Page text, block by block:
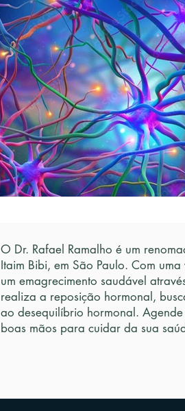
Saúde da Mulher Reposição
Obesidade e dicas pós-bariátrica
O Dr. Rafael Ramalho é um
Itaim Bibi, em São Paulo. Com
um emagrecimento saudável
realiza a reposição hormonal,
ao desequilíbrio hormonal.
boas mãos para cuidar da sua